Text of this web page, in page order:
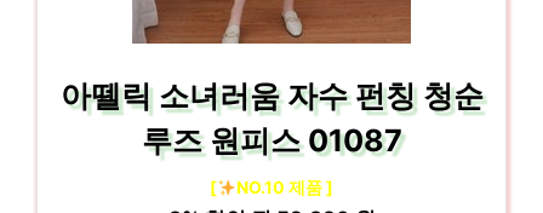
아뗄릭 소녀러움 자수 펀칭 청순
루즈 원피스 01087
[ NO.10 제품 ]